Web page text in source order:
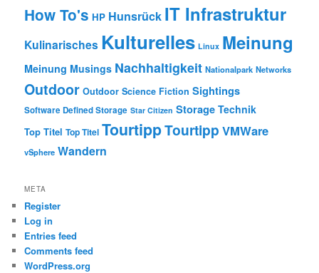
How To's HP Hunsrück IT Infrastruktur
Kulinarisches Kulturelles Linux Meinung
Meinung Musings Nachhaltigkeit Nationalpark Networks
Outdoor Outdoor Science Fiction Sightings
Software Defined Storage Star Citizen Storage Technik
Top Titel Top Titel TourtippTourtipp VMWare
vSphere Wandern
META
Register
Log in
Entries feed
Comments feed
WordPress.org